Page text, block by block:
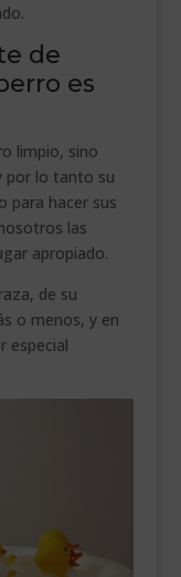
de
es
limpio, sino
por lo tanto su
para hacer sus
las
apropiado.
de su
o menos, y en
especial